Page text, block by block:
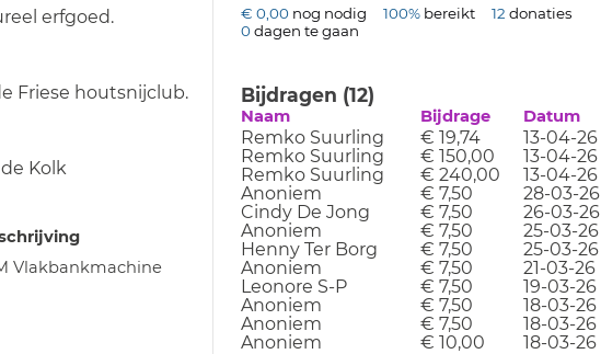
€ 0,00 nog nodig 100% bereikt 12 donaties
0dagen te gaan
Bijdragen (12)
Naam Bijdrage Datum
Remko Suurling € 19,74
13-04-26
Remko Suurling
€ 150,00
13-04-26
Remko Suurling
€ 240,00
13-04-26
Anoniem
€ 7,50
28-03-26
Cindy De Jong
€ 7,50
26-03-26
Anoniem
€ 7,50
25-03-26
Henny Ter Borg
€ 7,50
25-03-26
Anoniem
€ 7,50
21-03-26
Leonore S-P
€ 7,50
19-03-26
Anoniem
€ 7,50
18-03-26
Anoniem
€ 7,50
18-03-26
Anoniem
€ 10,00 18-03-26
erfgoed.
Friese houtsnijclub.
Kolk
Vlakbankmachine